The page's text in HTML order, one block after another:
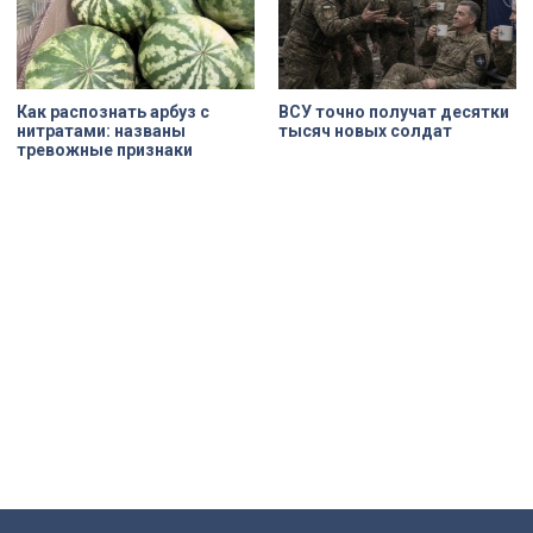
Как распознать арбуз с
нитратами: названы
тревожные признаки
ВСУ точно получат десятки
тысяч новых солдат